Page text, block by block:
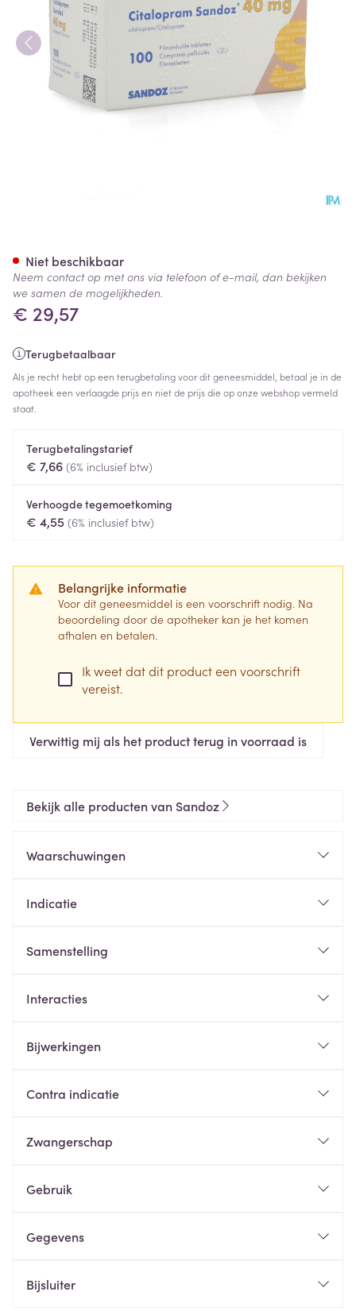
€ 29,57
Terugbetaalbaar
Als je recht hebt op een terugbetaling voor dit geneesmiddel, betaal je in de
apotheek een verlaagde prijs en niet de prijs die op onze webshop vermeld
staat.
Terugbetalingstarief
€ 7,66 (6% inclusief btw)
Verhoogde tegemoetkoming
€ 4,55 (6% inclusief btw)
Belangrijke informatie
Voor dit geneesmiddel is een voorschrift nodig. Na
beoordeling door de apotheker kan je het komen
afhalen en betalen.
Ik weet dat dit product een voorschrift
vereist.
Verwittig mij als het product terug in voorraad is
Niet beschikbaar
Neem contact op met ons via telefoon of e-mail, dan bekijken
we samen de mogelijkheden.
Bekijk alle producten van Sandoz
Waarschuwingen
Indicatie
Samenstelling
Interacties
Bijwerkingen
Contra indicatie
Zwangerschap
Gebruik
Gegevens
Bijsluiter